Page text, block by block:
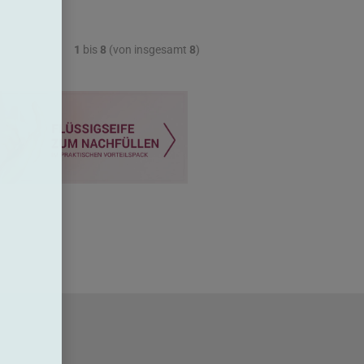
1 bis 8 (von insgesamt 8)